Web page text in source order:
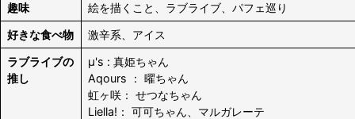
趣味
絵を描くこと、ラブライブ、パフェ巡り
好きな食べ物
激辛系、アイス
ラブライブの
推し
μ's : 真姫ちゃん
Aqours ： 曜ちゃん
虹ヶ咲： せつなちゃん
Liella!： 可可ちゃん、マルガレーテ